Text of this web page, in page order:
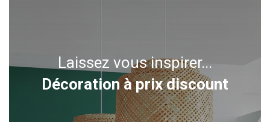
Laissez vous inspirer...
Décoration à prix discount